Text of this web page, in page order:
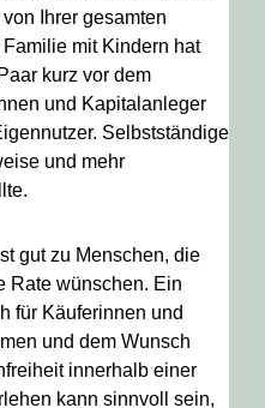
Ihrer gesamten
mit Kindern hat
kurz vor dem
und Kapitalanleger
Selbstständige
und mehr
gut zu Menschen, die
Rate wünschen. Ein
für Käuferinnen und
und dem Wunsch
innerhalb einer
kann sinnvoll sein,